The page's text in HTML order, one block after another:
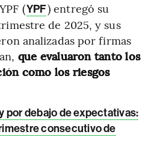
(YPF) entregó su
de 2025, y sus
analizadas por firmas
que evaluaron tanto los
como los riesgos
por debajo de expectativas:
consecutivo de